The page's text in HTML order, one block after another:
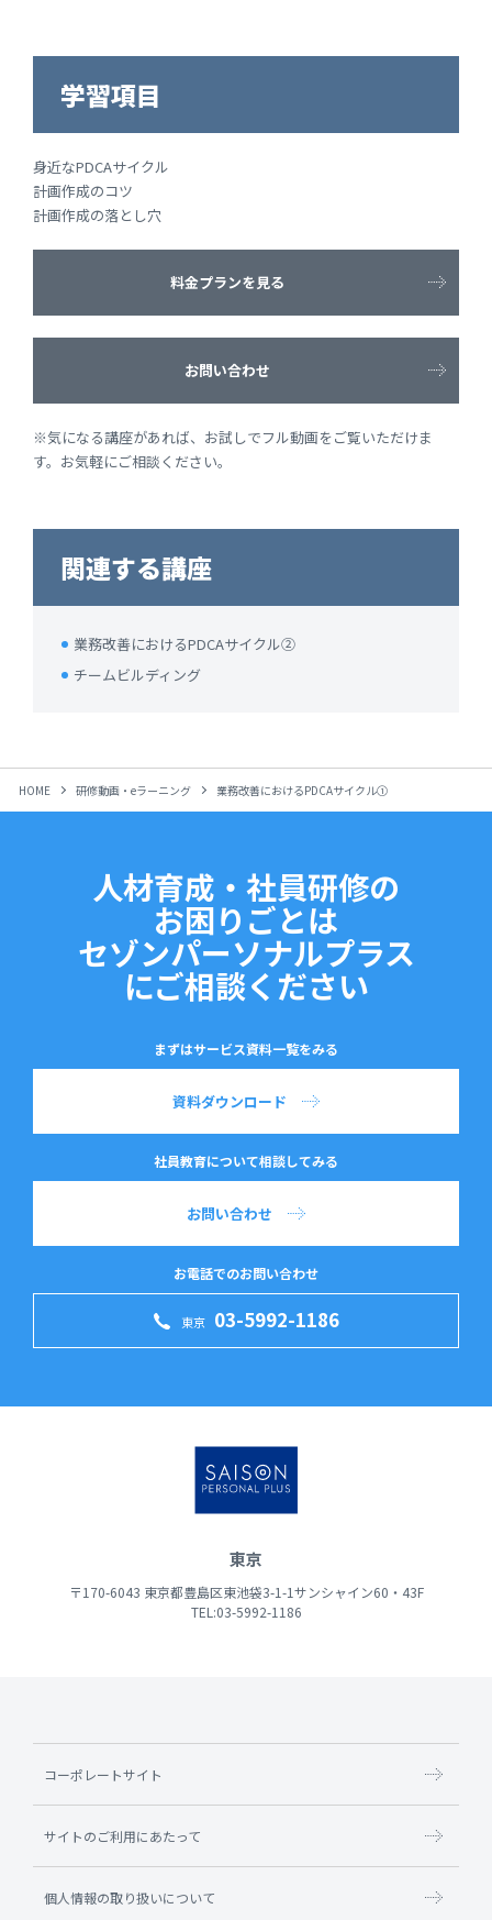
学習項目
身近なPDCAサイクル
計画作成のコツ
計画作成の落とし穴
料金プランを見る
お問い合わせ
※気になる講座があれば、お試しでフル動画をご覧いただけま
す。お気軽にご相談ください。
関連する講座
業務改善におけるPDCAサイクル②
チームビルディング
HOME 研修動画・eラーニング 業務改善におけるPDCAサイクル①
人材育成・社員研修の
お困りごとは
セゾンパーソナルプラス
にご相談ください
まずはサービス資料一覧をみる
資料ダウンロード
社員教育について相談してみる
お問い合わせ
お電話でのお問い合わせ
東京 03-5992-1186
東京
〒170-6043 東京都豊島区東池袋3-1-1サンシャイン60・43F
TEL:03-5992-1186
コーポレートサイト
サイトのご利用にあたって
個人情報の取り扱いについて